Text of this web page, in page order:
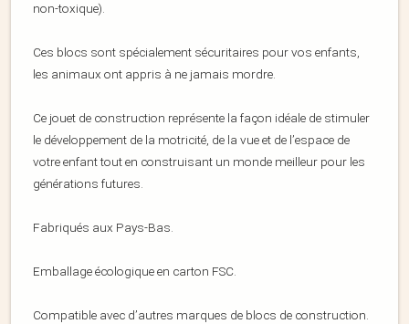
non-toxique).
Ces blocs sont spécialement sécuritaires pour vos enfants,
les animaux ont appris à ne jamais mordre.
Ce jouet de construction représente la façon idéale de stimuler
le développement de la motricité, de la vue et de l’espace de
votre enfant tout en construisant un monde meilleur pour les
générations futures.
Fabriqués aux Pays-Bas.
Emballage écologique en carton FSC.
Compatible avec d’autres marques de blocs de construction.